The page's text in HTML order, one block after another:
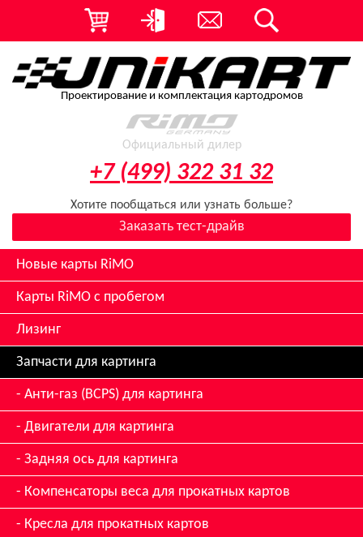
Проектирование и комплектация картодромов
Официальный дилер
+7 (499) 322 31 32
Хотите пообщаться или узнать больше?
Заказать тест-драйв
Новые карты RiMO
Карты RiMO с пробегом
Лизинг
Запчасти для картинга
Анти-газ (BCPS) для картинга
Двигатели для картинга
Задняя ось для картинга
Компенсаторы веса для прокатных картов
Кресла для прокатных картов